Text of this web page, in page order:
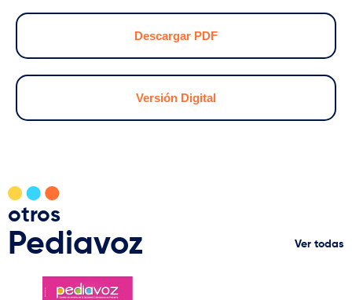
Descargar PDF
Versión Digital
otros
Pediavoz Ver todas